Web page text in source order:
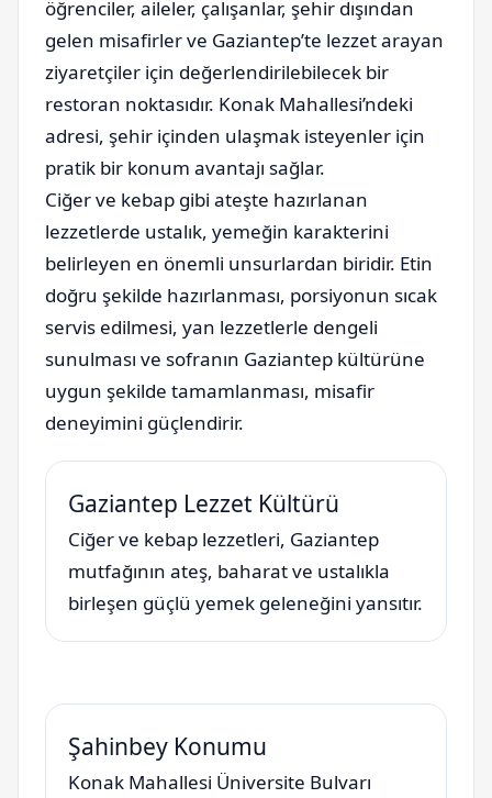
öğrenciler, aileler, çalışanlar, şehir dışından
gelen misafirler ve Gaziantep’te lezzet arayan
ziyaretçiler için değerlendirilebilecek bir
restoran noktasıdır. Konak Mahallesi’ndeki
adresi, şehir içinden ulaşmak isteyenler için
pratik bir konum avantajı sağlar.
Ciğer ve kebap gibi ateşte hazırlanan
lezzetlerde ustalık, yemeğin karakterini
belirleyen en önemli unsurlardan biridir. Etin
doğru şekilde hazırlanması, porsiyonun sıcak
servis edilmesi, yan lezzetlerle dengeli
sunulması ve sofranın Gaziantep kültürüne
uygun şekilde tamamlanması, misafir
deneyimini güçlendirir.
Gaziantep Lezzet Kültürü
Ciğer ve kebap lezzetleri, Gaziantep
mutfağının ateş, baharat ve ustalıkla
birleşen güçlü yemek geleneğini yansıtır.
Şahinbey Konumu
Konak Mahallesi Üniversite Bulvarı